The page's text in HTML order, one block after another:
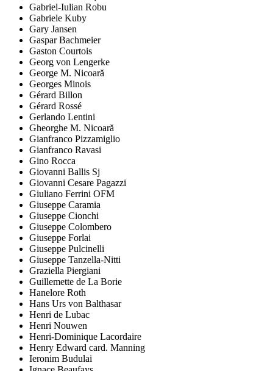
Gabriel-Iulian Robu
Gabriele Kuby
Gary Jansen
Gaspar Bachmeier
Gaston Courtois
Georg von Lengerke
George M. Nicoară
Georges Minois
Gérard Billon
Gérard Rossé
Gerlando Lentini
Gheorghe M. Nicoară
Gianfranco Pizzamiglio
Gianfranco Ravasi
Gino Rocca
Giovanni Ballis Sj
Giovanni Cesare Pagazzi
Giuliano Ferrini OFM
Giuseppe Caramia
Giuseppe Cionchi
Giuseppe Colombero
Giuseppe Forlai
Giuseppe Pulcinelli
Giuseppe Tanzella-Nitti
Graziella Piergiani
Guillemette de La Borie
Hanelore Roth
Hans Urs von Balthasar
Henri de Lubac
Henri Nouwen
Henri-Dominique Lacordaire
Henry Edward card. Manning
Ieronim Budulai